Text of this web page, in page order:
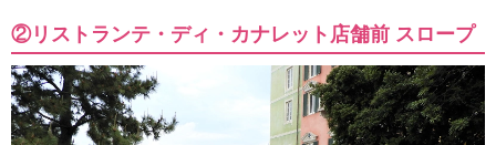
②リストランテ・ディ・カナレット店舗前 スロープ